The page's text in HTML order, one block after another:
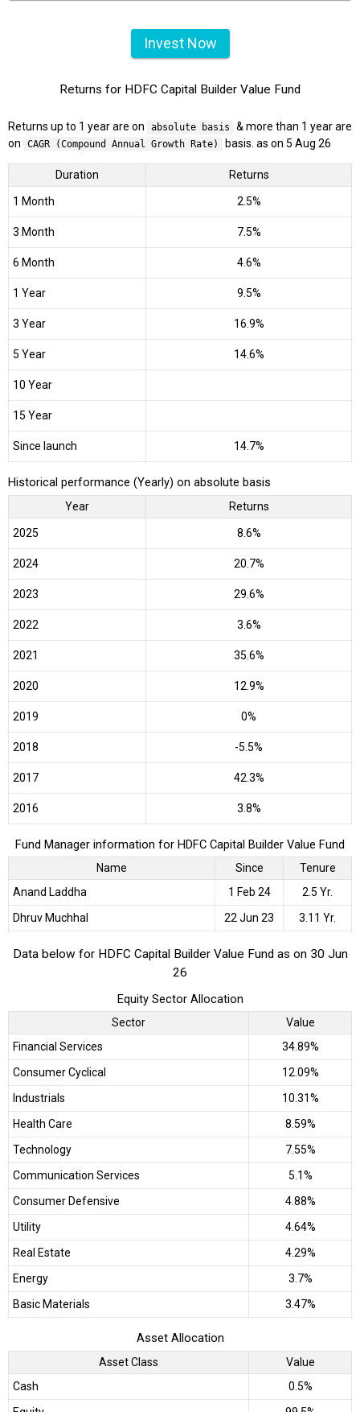
Invest Now
Returns for HDFC Capital Builder Value Fund
Returns up to 1 year are on absolute basis
& more than 1 year are
on
CAGR (Compound Annual Growth Rate) basis. as on 5 Aug 26
Duration Returns
1 Month 2.5%
3 Month 7.5%
6 Month 4.6%
1 Year 9.5%
3 Year 16.9%
5 Year 14.6%
10 Year
15 Year
Since launch 14.7%
Historical performance (Yearly) on absolute basis
Year Returns
2025 8.6%
2024 20.7%
2023 29.6%
2022 3.6%
2021 35.6%
2020 12.9%
2019 0%
2018 -5.5%
2017 42.3%
2016 3.8%
Fund Manager information for HDFC Capital Builder Value Fund
Name Since
Tenure
Anand Laddha
1 Feb 24
2.5 Yr.
Dhruv Muchhal
22 Jun 23 3.11 Yr.
Data below for HDFC Capital Builder Value Fund as on 30 Jun
26
Equity Sector Allocation
Sector
Value
Financial Services
34.89%
Consumer Cyclical
12.09%
Industrials
10.31%
Health Care
8.59%
Technology
7.55%
Communication Services
5.1%
Consumer Defensive
4.88%
Utility
4.64%
Real Estate
4.29%
Energy
3.7%
Basic Materials
3.47%
Asset Allocation
Asset Class
Value
Cash
0.5%